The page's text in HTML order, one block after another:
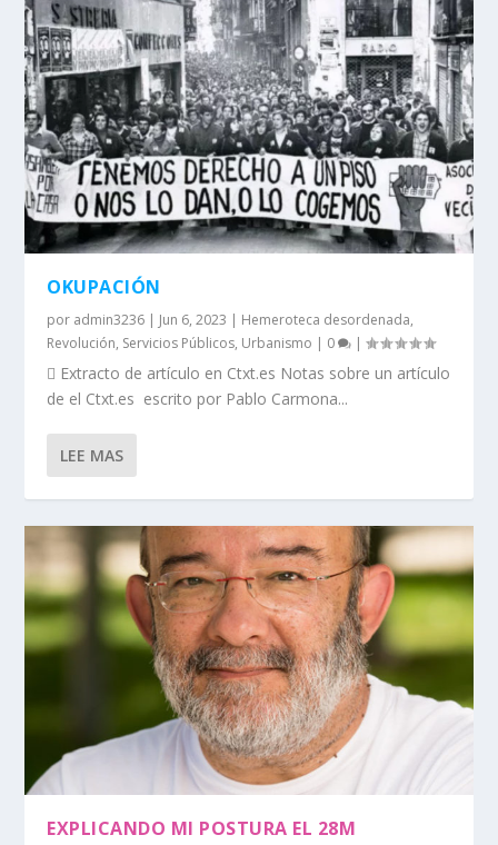
OKUPACIÓN
por admin3236 | Jun 6, 2023 | Hemeroteca desordenada,
Revolución, Servicios Públicos, Urbanismo | 0 |
 Extracto de artículo en Ctxt.es Notas sobre un artículo
de el Ctxt.es escrito por Pablo Carmona...
LEE MAS
EXPLICANDO MI POSTURA EL 28M